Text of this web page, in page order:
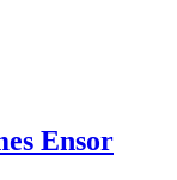
Ensor